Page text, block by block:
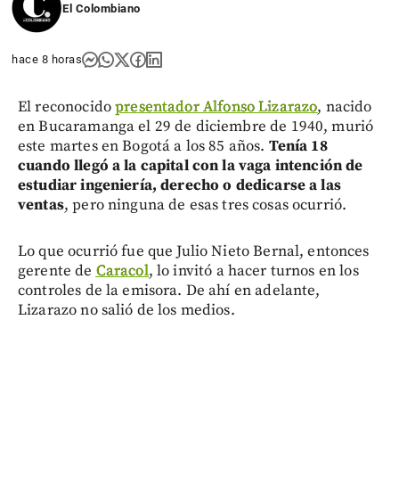
El Colombiano
hace 8 horas
El reconocidopresentador Alfonso Lizarazo, nacido
en Bucaramanga el 29 de diciembre de 1940, murió
este martes en Bogotá a los 85 años. Tenía 18
cuando llegó a la capital con la vaga intención de
estudiar ingeniería, derecho o dedicarse a las
ventas, pero ninguna de esas tres cosas ocurrió.
Lo que ocurrió fue que Julio Nieto Bernal, entonces
gerente de Caracol, lo invitó a hacer turnos en los
controles de la emisora. De ahí en adelante,
Lizarazo no salió de los medios.